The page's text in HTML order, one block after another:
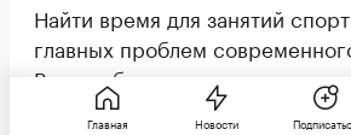
Найти время для занятий
главных проблем
Врачи обычно советуют
несколько раз в неделю, но из-
Главная Новости